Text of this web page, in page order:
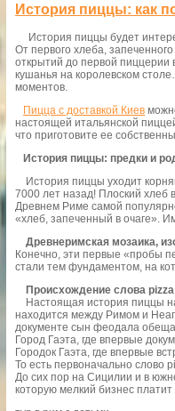
История пиццы: как
История пиццы будет
От первого хлеба,
открытий до первой пиццерии
кушанья на королевском
моментов.
Пицца с доставкой Киев
настоящей итальянской
что приготовите ее
История пиццы: предки и
История пиццы уходит
7000 лет назад! Плоский хлеб
Древнем Риме самой
«хлеб, запеченный в очаге».
Древнеримская мозаика,
Конечно, эти первые «пробы
стали тем фундаментом, на
Происхождение слова pizza
Настоящая история пиццы
находится между Римом и
документе сын феодала
Город Гаэта, где впервые
Городок Гаэта, где впервые
То есть первоначально
До сих пор на Сицилии и в
которую мелкий бизнес